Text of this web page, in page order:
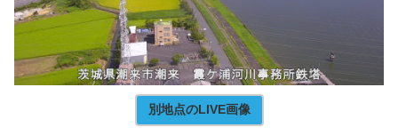
別地点のLIVE画像